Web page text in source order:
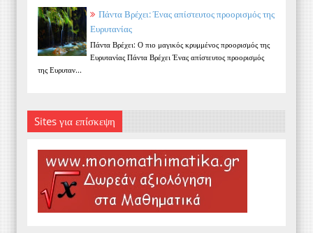
Πάντα Βρέχει: Ένας απίστευτος προορισμός της
Ευρυτανίας
Πάντα Βρέχει: Ο πιο μαγικός κρυμμένος προορισμός της
Ευρυτανίας Πάντα Βρέχει Ένας απίστευτος προορισμός
της Ευρυταν...
Sites για επίσκεψη